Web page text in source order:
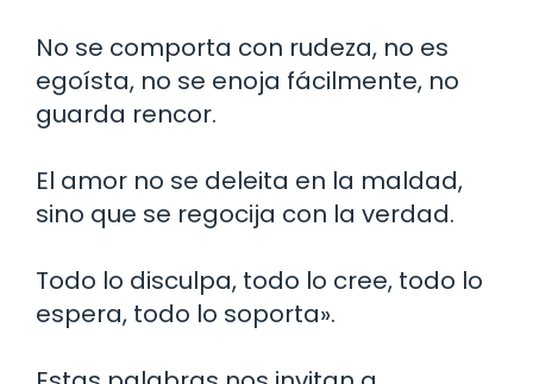
No se comporta con rudeza, no es
egoísta, no se enoja fácilmente, no
guarda rencor.
El amor no se deleita en la maldad,
sino que se regocija con la verdad.
Todo lo disculpa, todo lo cree, todo lo
espera, todo lo soporta».